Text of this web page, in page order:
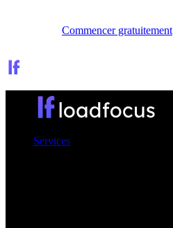
Commencer gratuitement
Services